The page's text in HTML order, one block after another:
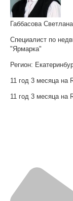
Габбасова
Специалист по
"Ярмарка"
Регион:
11 год 3 месяца на
11 год 3 месяца на